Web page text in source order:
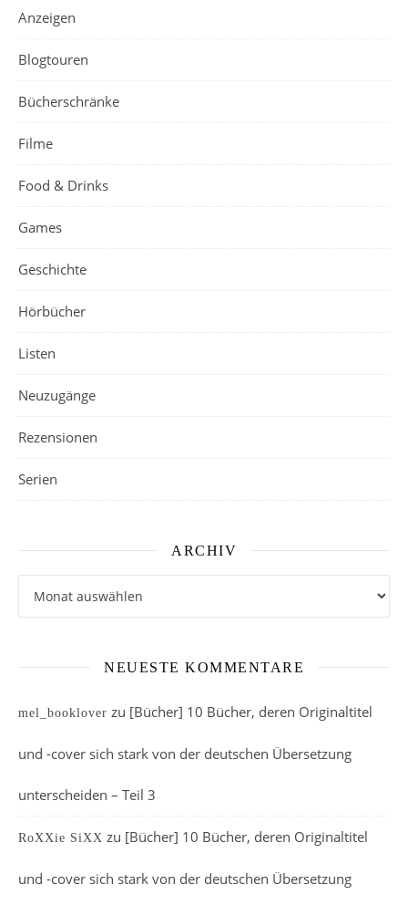
Anzeigen
Blogtouren
Bücherschränke
Filme
Food & Drinks
Games
Geschichte
Hörbücher
Listen
Neuzugänge
Rezensionen
Serien
ARCHIV
NEUESTE KOMMENTARE
mel_booklover zu [Bücher] 10 Bücher, deren Originaltitel
und -cover sich stark von der deutschen Übersetzung
unterscheiden – Teil 3
RoXXie SiXX zu [Bücher] 10 Bücher, deren Originaltitel
und -cover sich stark von der deutschen Übersetzung